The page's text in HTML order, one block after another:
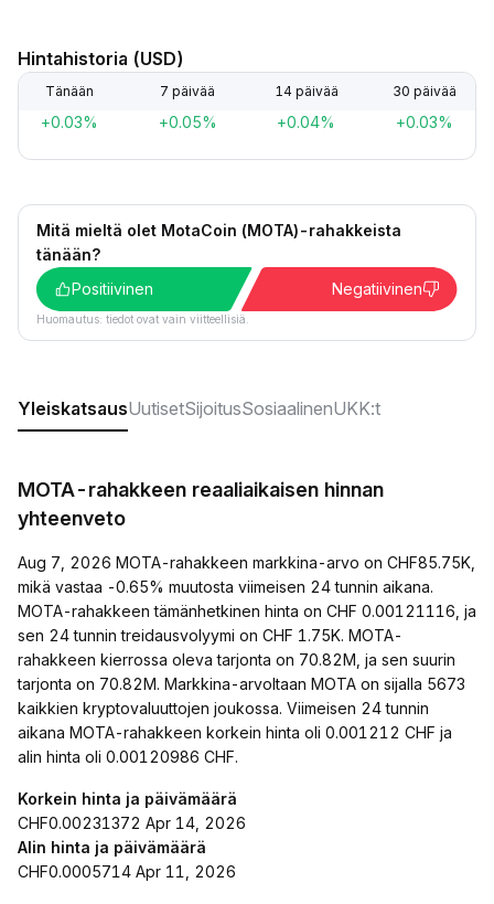
Hintahistoria (USD)
Tänään 7 päivää 14 päivää 30 päivää
+0.03% +0.05% +0.04% +0.03%
Mitä mieltä olet MotaCoin (MOTA)-rahakkeista
tänään?
Positiivinen
Negatiivinen
Huomautus: tiedot ovat vain viitteellisiä.
YleiskatsausUutisetSijoitusSosiaalinenUKK:t
MOTA-rahakkeen reaaliaikaisen hinnan
yhteenveto
Aug 7, 2026 MOTA-rahakkeen markkina-arvo on CHF85.75K,
mikä vastaa -0.65% muutosta viimeisen 24 tunnin aikana.
MOTA-rahakkeen tämänhetkinen hinta on CHF 0.00121116, ja
sen 24 tunnin treidausvolyymi on CHF 1.75K. MOTA-
rahakkeen kierrossa oleva tarjonta on 70.82M, ja sen suurin
tarjonta on 70.82M. Markkina-arvoltaan MOTA on sijalla 5673
kaikkien kryptovaluuttojen joukossa. Viimeisen 24 tunnin
aikana MOTA-rahakkeen korkein hinta oli 0.001212 CHF ja
alin hinta oli 0.00120986 CHF.
Korkein hinta ja päivämäärä
CHF0.00231372 Apr 14, 2026
Alin hinta ja päivämäärä
CHF0.0005714 Apr 11, 2026